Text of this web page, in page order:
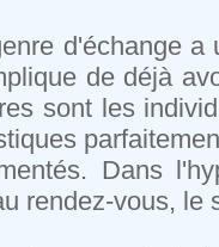
d'échange
de déjà
sont les
Dans
rendez-vous, le